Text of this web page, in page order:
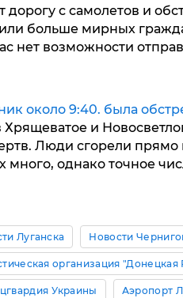
с самолетов и
больше мирных
нет возможности
около 9:40. была
и
Люди сгорели прямо
однако точное
Луганска Новости
организация "Донецкая
Украины Аэропорт